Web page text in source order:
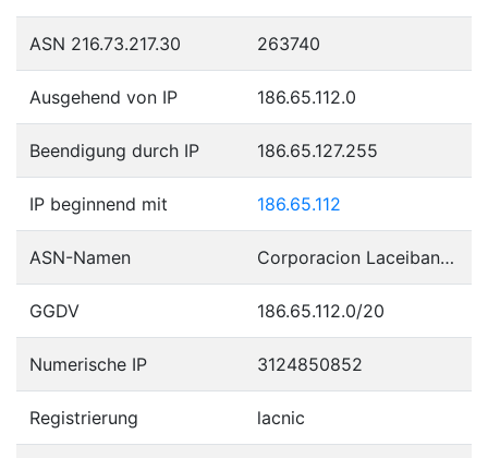
ASN 216.73.217.30 263740
Ausgehend von IP 186.65.112.0
Beendigung durch IP 186.65.127.255
IP beginnend mit 186.65.112
ASN-Namen Corporacion Laceibanetsociety
GGDV 186.65.112.0/20
Numerische IP 3124850852
Registrierung lacnic